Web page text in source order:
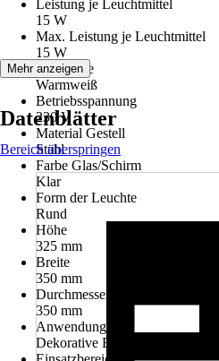
Leistung je Leuchtmittel
15 W
Max. Leistung je Leuchtmittel
15 W
Lichtfarbe
Warmweiß
Betriebsspannung
230 V
Material Gestell
Stahl
Farbe Glas/Schirm
Klar
Form der Leuchte
Rund
Höhe
325 mm
Breite
350 mm
Durchmesser
350 mm
Anwendung
Dekorative Beleuchtung,
Mehr anzeigen
Datenblätter
Bereich überspringen